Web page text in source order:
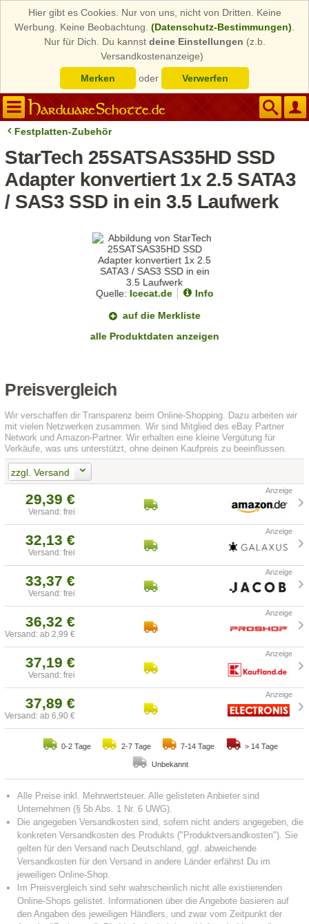
Hier gibt es Cookies. Nur von uns, nicht von Dritten. Keine
Werbung. Keine Beobachtung. (Datenschutz-Bestimmungen)
Nur für Dich. Du kannst deine Einstellungen (z.b.
Versandkostenanzeige)
Merken
oder Verwerfen
Festplatten-Zubehör
StarTech 25SATSAS35HD SSD
Adapter konvertiert 1x 2.5 SATA3
/ SAS3 SSD in ein 3.5 Laufwerk
Quelle: Icecat.de
Info
auf die Merkliste
alle Produktdaten anzeigen
Preisvergleich
Wir verschaffen dir Transparenz beim Online-Shopping. Dazu arbeiten wir
mit vielen Netzwerken zusammen. Wir sind Mitglied des eBay Partner
Network und Amazon-Partner. Wir erhalten eine kleine Vergütung für
Verkäufe, was uns unterstützt, ohne deinen Kaufpreis zu beeinflussen.
zzgl. Versand
29,39 €
Versand: frei
32,13 €
Versand: frei
33,37 €
Versand: frei
36,32 €
Versand: ab 2,99 €
37,19 €
Versand: frei
37,89 €
Versand: ab 6,90 €
0-2 Tage 2-7 Tage 7-14 Tage > 14 Tage
Unbekannt